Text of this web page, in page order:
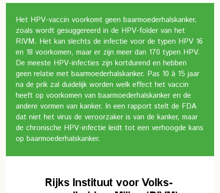
Het HPV-vaccin voorkomt geen baarmoederhalskanker,
zoals wordt gesuggereerd in de HPV-folder van het
RIVM. Het kan slechts de infectie voor de typen HPV 16
en 18 voorkomen, maar er zijn meer dan 170 typen HPV.
De meeste HPV-infecties zijn kortdurend en hebben
geen relatie met baarmoederhalskanker. Pas 10 à 15 jaar
na de prik zal duidelijk worden welk effect het vaccin
heeft op voorkomen van baarmoederhalskanker en de
andere vormen van kanker. In een rapport stelt de FDA
dat niet het virus de veroorzaker is van de kanker, maar
de chronische HPV-infectie leidt tot een verhoogde kans
op baarmoederhalskanker.